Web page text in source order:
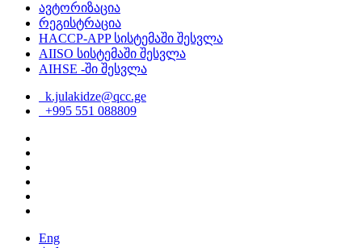
ავტორიზაცია
რეგისტრაცია
HACCP-APP სისტემაში შესვლა
AIISO სისტემაში შესვლა
AIHSE -ში შესვლა
k.julakidze@qcc.ge
+995 551 088809
Eng